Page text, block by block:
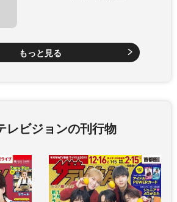
もっと見る
レビジョンの刊行物